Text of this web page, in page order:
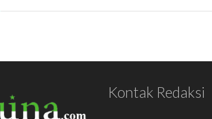
Kontak Redaksi